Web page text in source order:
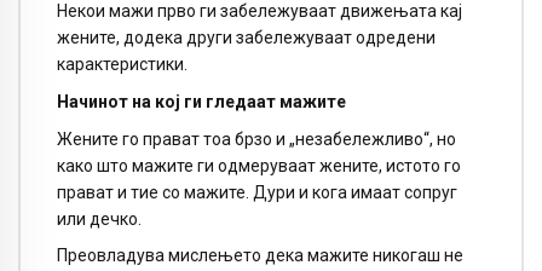
Некои мажи прво ги забележуваат движењата кај
жените, додека други забележуваат одредени
карактеристики.
Начинот на кој ги гледаат мажите
Жените го прават тоа брзо и „незабележливо“, но
како што мажите ги одмеруваат жените, истото го
прават и тие со мажите. Дури и кога имаат сопруг
или дечко.
Преовладува мислењето дека мажите никогаш не